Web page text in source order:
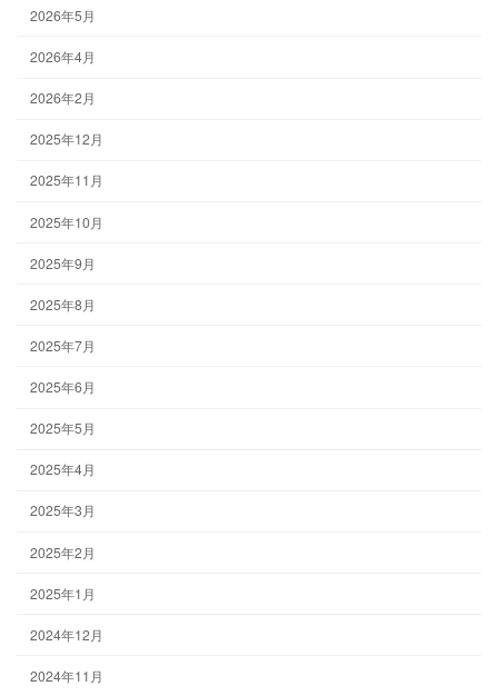
2026年5月
2026年4月
2026年2月
2025年12月
2025年11月
2025年10月
2025年9月
2025年8月
2025年7月
2025年6月
2025年5月
2025年4月
2025年3月
2025年2月
2025年1月
2024年12月
2024年11月